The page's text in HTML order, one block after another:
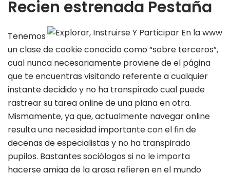
Recien estrenada Pestaña
Tenemos
un clase de cookie conocido como “sobre terceros”,
cual nunca necesariamente proviene de el página
que te encuentras visitando referente a cualquier
instante decidido y no ha transpirado cual puede
rastrear su tarea online de una plana en otra.
Mismamente, ya que, actualmente navegar online
resulta una necesidad importante con el fin de
decenas de especialistas y no ha transpirado
pupilos. Bastantes sociólogos si no le importa
hacerse amiga de la grasa refieren en el mundo